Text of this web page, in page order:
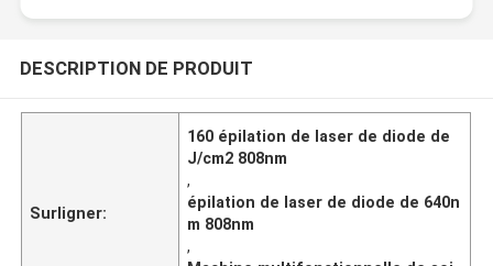
DESCRIPTION DE PRODUIT
Surligner:
160 épilation de laser de diode de
J/cm2 808nm
,
épilation de laser de diode de 640n
m 808nm
,